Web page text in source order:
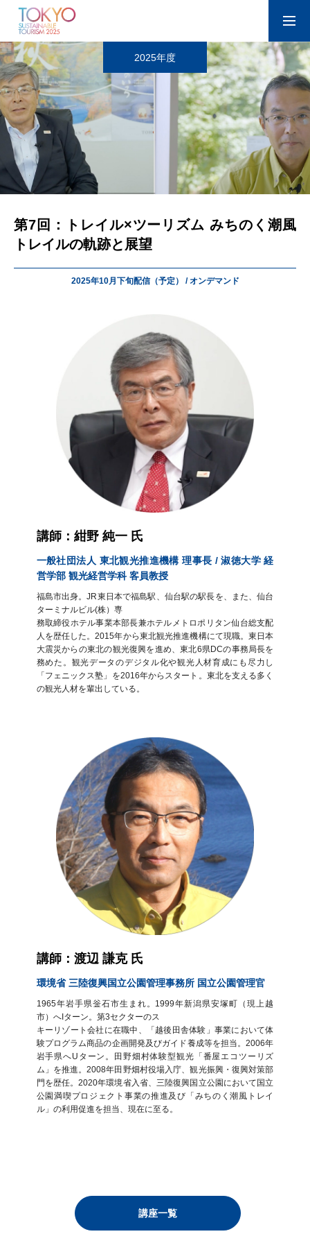
講座について
講座概要
講座一覧
お問い合わせ
2025年度
第7回：トレイル×ツーリズム みちのく潮風
トレイルの軌跡と展望
2025年10月下旬配信（予定） / オンデマンド
講師：紺野 純一 氏
一般社団法人 東北観光推進機構 理事長 / 淑徳大学 経
営学部 観光経営学科 客員教授
福島市出身。JR東日本で福島駅、仙台駅の駅長を、また、仙台
ターミナルビル(株）専
務取締役ホテル事業本部長兼ホテルメトロポリタン仙台総支配
人を歴任した。2015年から東北観光推進機構にて現職。東日本
大震災からの東北の観光復興を進め、東北6県DCの事務局長を
務めた。観光データのデジタル化や観光人材育成にも尽力し
「フェニックス塾」を2016年からスタート。東北を支える多く
の観光人材を輩出している。
講師：渡辺 謙克 氏
環境省 三陸復興国立公園管理事務所 国立公園管理官
1965年岩手県釡石市生まれ。1999年新潟県安塚町（現上越
市）へIターン。第3セクターのス
キーリゾート会社に在職中、「越後田舎体験」事業において体
験プログラム商品の企画開発及びガイド養成等を担当。2006年
岩手県へUターン。田野畑村体験型観光「番屋エコツーリズ
ム」を推進。2008年田野畑村役場入庁、観光振興・復興対策部
門を歴任。2020年環境省入省、三陸復興国立公園において国立
公園満喫プロジェクト事業の推進及び「みちのく潮風トレイ
ル」の利用促進を担当、現在に至る。
講座一覧